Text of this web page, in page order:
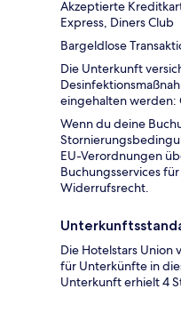
Akzeptierte
Express, Diners Club
Bargeldlose
Die Unterkunft
eingehalten werden:
Wenn du deine
EU-Verordnungen
Buchungsservices
Widerrufsrecht.
Die Hotelstars
für Unterkünfte in
Unterkunft erhielt 4